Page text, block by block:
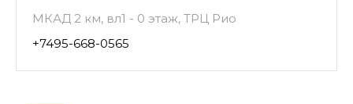
МКАД 2 км, вл1 - 0 этаж, ТРЦ Рио
+7495-668-0565